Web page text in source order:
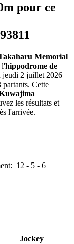
pour ce
Memorial
l'hippodrome de
jeudi 2 juillet 2026
partants. Cette
les résultats et
l'arrivée.
12 - 5 - 6
Jockey